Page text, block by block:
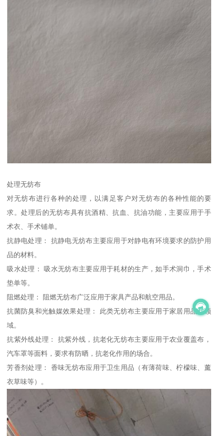
处理无纺布
对无纺布进行各种的处理，以满足客户对无纺布的各种性能的要
求。处理后的无纺布具有抗酒精、抗血、抗油功能，主要应用于手
术衣、手术铺单。
抗静电处理： 抗静电无纺布主要应用于对静电有环境要求的防护用
品的材料。
吸水处理： 吸水无纺布主要应用于耗材的生产，如手术洞巾，手术
垫单等。
阻燃处理： 阻燃无纺布广泛应用于家具产品和航空用品。
抗菌防臭和光触媒效果处理： 此类无纺布主要应用于家居用品的领
域。
抗紫外线处理： 抗紫外线，抗老化无纺布主要应用于农业覆盖布，
汽车罩等面料，要求有防晒，抗老化作用的场合。
芳香剂处理： 香味无纺布应用于卫生用品（有薄荷味、柠檬味、薰
衣草味等）。